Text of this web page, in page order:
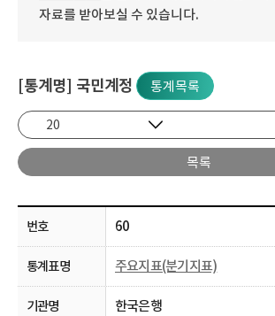
자료를 받아보실 수 있습니다.
[통계명] 국민계정 통계목록
목록
60
주요지표(분기지표)
한국은행